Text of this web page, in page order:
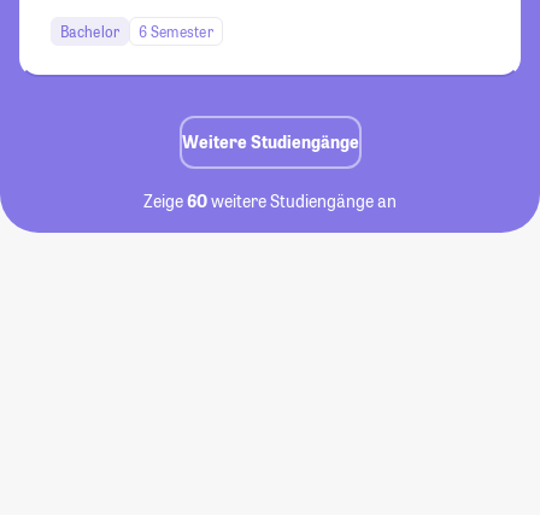
Bachelor 6 Semester
Weitere Studiengänge
Zeige60weitere Studiengänge an